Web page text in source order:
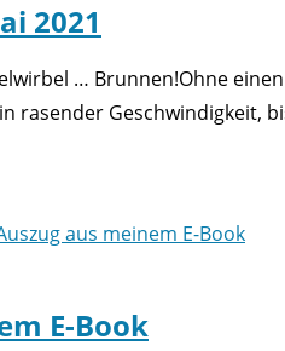
2021
… Brunnen!Ohne
rasender Geschwindigkeit,
E-Book